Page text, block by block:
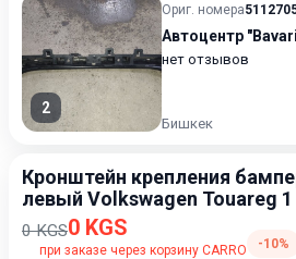
2
Ориг. номера
Автоцентр
нет отзывов
Бишкек
Кронштейн крепления
левый Volkswagen Touareg
2002-2007
0 KGS0 KGS
при заказе через корзину CARRO -10%